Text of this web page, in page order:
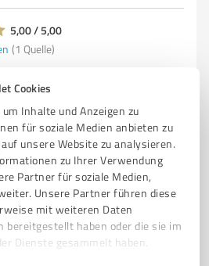
Cookies
Inhalte und Anzeigen zu
für soziale Medien anbieten zu
unsere Website zu analysieren.
zu Ihrer Verwendung
Partner für soziale Medien,
Unsere Partner führen diese
mit weiteren Daten
bereitgestellt haben oder die sie im
Dienste gesammelt haben.
5,00 / 5,00
(1 Quelle)
Thomas Brandenburger
für Unternehmer und